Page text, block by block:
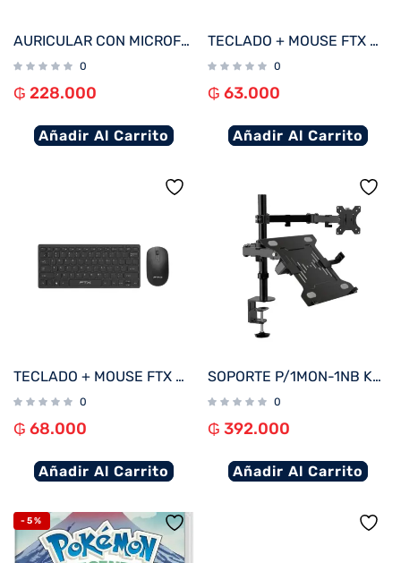
AURICULAR CON MICROFONO KLIP KTE-750WH EDGEBUDSPRO BT/MIC/ANC/TWS/TOUCH/IPX3/BLANCO
0
₲ 228.000
Añadir Al Carrito
TECLADO + MOUSE FTX WIRELESS FTXGK600 NUMERICO/ESPAÑOL BLANCO/ROSA
0
₲ 63.000
Añadir Al Carrito
TECLADO + MOUSE FTX WIRELESS FTXGK03 ESP/NEGRO
0
₲ 68.000
Añadir Al Carrito
SOPORTE P/1MON-1NB KLIP KMM-301 13″-32″/15.6″ 8KG/4.5KG ART/INCL/GIRA
0
₲ 392.000
Añadir Al Carrito
-5%